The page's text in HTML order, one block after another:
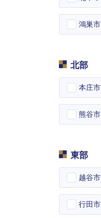
鴻巣市
北部
本庄市
熊谷市
東部
越谷市
行田市